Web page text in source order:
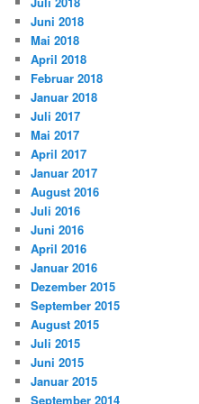
Juni 2018
Mai 2018
April 2018
Februar 2018
Januar 2018
Juli 2017
Mai 2017
April 2017
Januar 2017
August 2016
Juli 2016
Juni 2016
April 2016
Januar 2016
Dezember 2015
September 2015
August 2015
Juli 2015
Juni 2015
Januar 2015
September 2014